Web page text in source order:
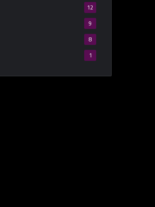
12
9
8
1